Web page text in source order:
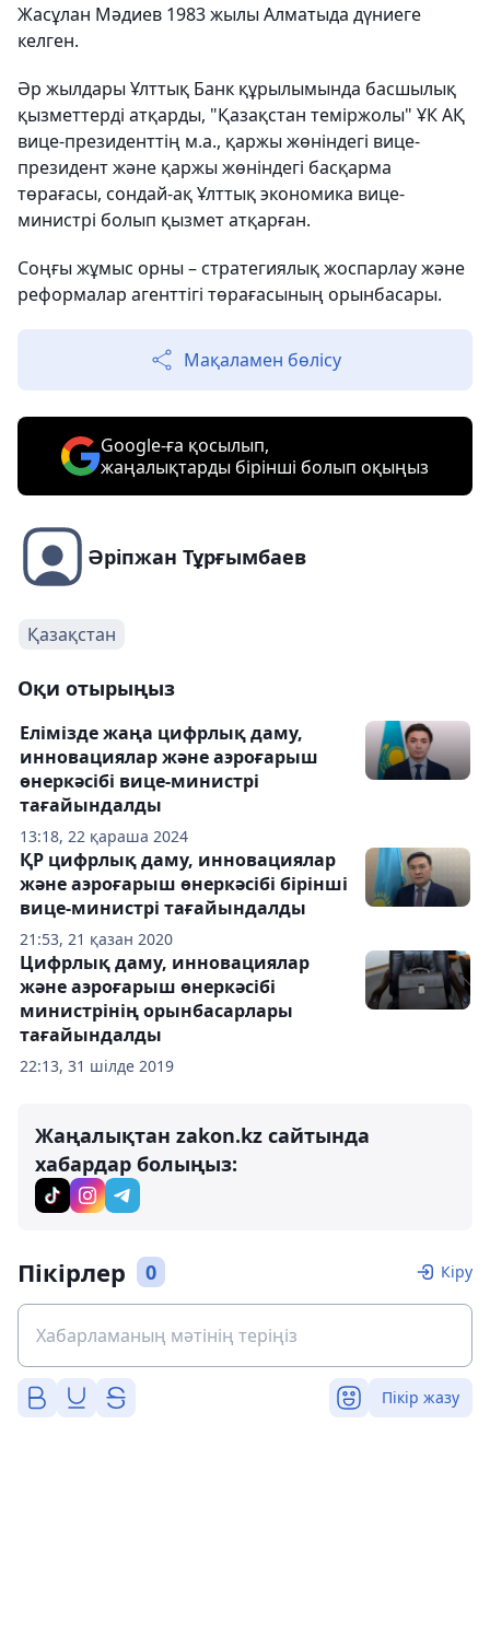
Жасұлан Мәдиев 1983 жылы Алматыда дүниеге
келген.
Әр жылдары Ұлттық Банк құрылымында басшылық
қызметтерді атқарды, "Қазақстан теміржолы" ҰК АҚ
вице-президенттің м.а., қаржы жөніндегі вице-
президент және қаржы жөніндегі басқарма
төрағасы, сондай-ақ Ұлттық экономика вице-
министрі болып қызмет атқарған.
Соңғы жұмыс орны – стратегиялық жоспарлау және
реформалар агенттігі төрағасының орынбасары.
Мақаламен бөлісу
Google-ға қосылып,
жаңалықтарды бірінші болып оқыңыз
Әріпжан Тұрғымбаев
Қазақстан
Оқи отырыңыз
13:18, 22 қараша 2024
Елімізде жаңа цифрлық даму,
инновациялар және аэроғарыш
өнеркәсібі вице-министрі
тағайындалды
21:53, 21 қазан 2020
ҚР цифрлық даму, инновациялар
және аэроғарыш өнеркәсібі бірінші
вице-министрі тағайындалды
22:13, 31 шілде 2019
Цифрлық даму, инновациялар
және аэроғарыш өнеркәсібі
министрінің орынбасарлары
тағайындалды
Жаңалықтан zakon.kz сайтында
хабардар болыңыз:
Пікірлер 0 Кіру
Пікір жазу